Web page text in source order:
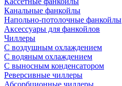
Канальные фанкойлы
Напольно-потолочные фанкойлы
Аксессуары для фанкойлов
Чиллеры
С воздушным охлаждением
С водяным охлаждением
С выносным конденсатором
Реверсивные чиллеры
Абсорбционные чиллеры